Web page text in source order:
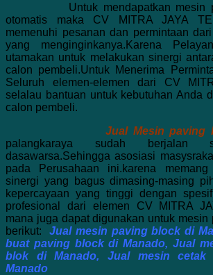
Untuk mendapatkan mesin
otomatis maka CV MITRA JAYA
memenuhi pesanan dan permintaan
yang menginginkanya.Karena
utamakan untuk melakukan sinergi
calon pembeli.Untuk Menerima
Seluruh elemen-elemen dari CV
selalau bantuan untuk kebutuhan Anda
calon pembeli.
Jual Mesin paving
palangkaraya sudah berjalan
dasawarsa.Sehingga asosiasi
pada Perusahaan ini.karena
sinergi yang bagus dimasing-masing
kepercayaan yang tinggi dengan
profesional dari elemen CV MITRA
mana juga dapat digunakan untuk mesin
berikut:
Jual mesin paving block di
buat paving block di Manado, Jual
blok di Manado, Jual mesin
Manado